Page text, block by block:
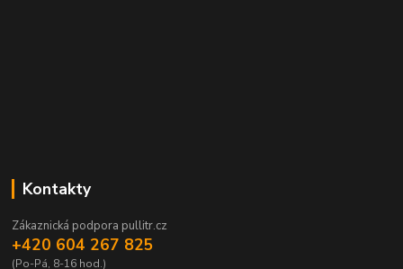
Kontakty
Zákaznická podpora pullitr.cz
+420 604 267 825
(Po-Pá, 8-16 hod.)